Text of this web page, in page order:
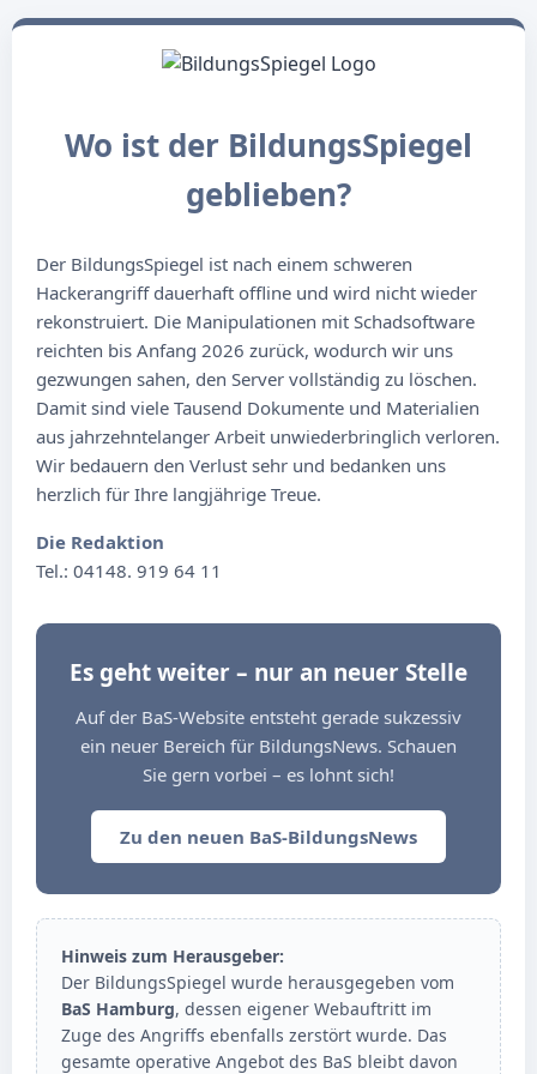
Wo ist der BildungsSpiegel
geblieben?
Der BildungsSpiegel ist nach einem schweren
Hackerangriff dauerhaft offline und wird nicht wieder
rekonstruiert. Die Manipulationen mit Schadsoftware
reichten bis Anfang 2026 zurück, wodurch wir uns
gezwungen sahen, den Server vollständig zu löschen.
Damit sind viele Tausend Dokumente und Materialien
aus jahrzehntelanger Arbeit unwiederbringlich verloren.
Wir bedauern den Verlust sehr und bedanken uns
herzlich für Ihre langjährige Treue.
Die Redaktion
Tel.: 04148. 919 64 11
Es geht weiter – nur an neuer Stelle
Auf der BaS-Website entsteht gerade sukzessiv
ein neuer Bereich für BildungsNews. Schauen
Sie gern vorbei – es lohnt sich!
Zu den neuen BaS-BildungsNews
Hinweis zum Herausgeber:
Der BildungsSpiegel wurde herausgegeben vom
BaS Hamburg, dessen eigener Webauftritt im
Zuge des Angriffs ebenfalls zerstört wurde. Das
gesamte operative Angebot des BaS bleibt davon